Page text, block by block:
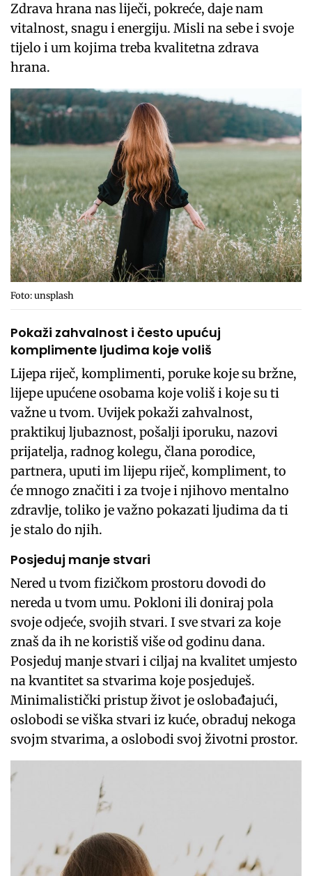
Zdrava hrana nas liječi, pokreće, daje nam
vitalnost, snagu i energiju. Misli na sebe i svoje
tijelo i um kojima treba kvalitetna zdrava
hrana.
Foto: unsplash
Pokaži zahvalnost i često upućuj
komplimente ljudima koje voliš
Lijepa riječ, komplimenti, poruke koje su bržne,
lijepe upućene osobama koje voliš i koje su ti
važne u tvom. Uvijek pokaži zahvalnost,
praktikuj ljubaznost, pošalji iporuku, nazovi
prijatelja, radnog kolegu, člana porodice,
partnera, uputi im lijepu riječ, kompliment, to
će mnogo značiti i za tvoje i njihovo mentalno
zdravlje, toliko je važno pokazati ljudima da ti
je stalo do njih.
Posjeduj manje stvari
Nered u tvom fizičkom prostoru dovodi do
nereda u tvom umu. Pokloni ili doniraj pola
svoje odjeće, svojih stvari. I sve stvari za koje
znaš da ih ne koristiš više od godinu dana.
Posjeduj manje stvari i ciljaj na kvalitet umjesto
na kvantitet sa stvarima koje posjeduješ.
Minimalistički pristup život je oslobađajući,
oslobodi se viška stvari iz kuće, obraduj nekoga
svojm stvarima, a oslobodi svoj životni prostor.